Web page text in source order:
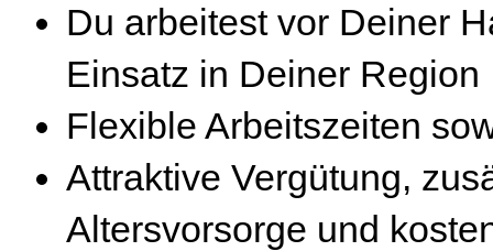
Du arbeitest vor Deiner
Einsatz in Deiner Region
Flexible Arbeitszeiten
Attraktive Vergütung,
Altersvorsorge und